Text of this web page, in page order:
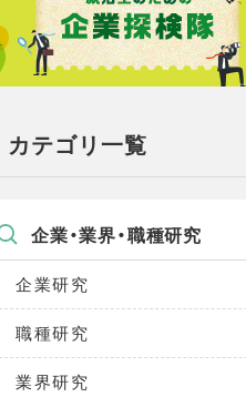
カテゴリ一覧
企業・業界・職種研究
企業研究
職種研究
業界研究